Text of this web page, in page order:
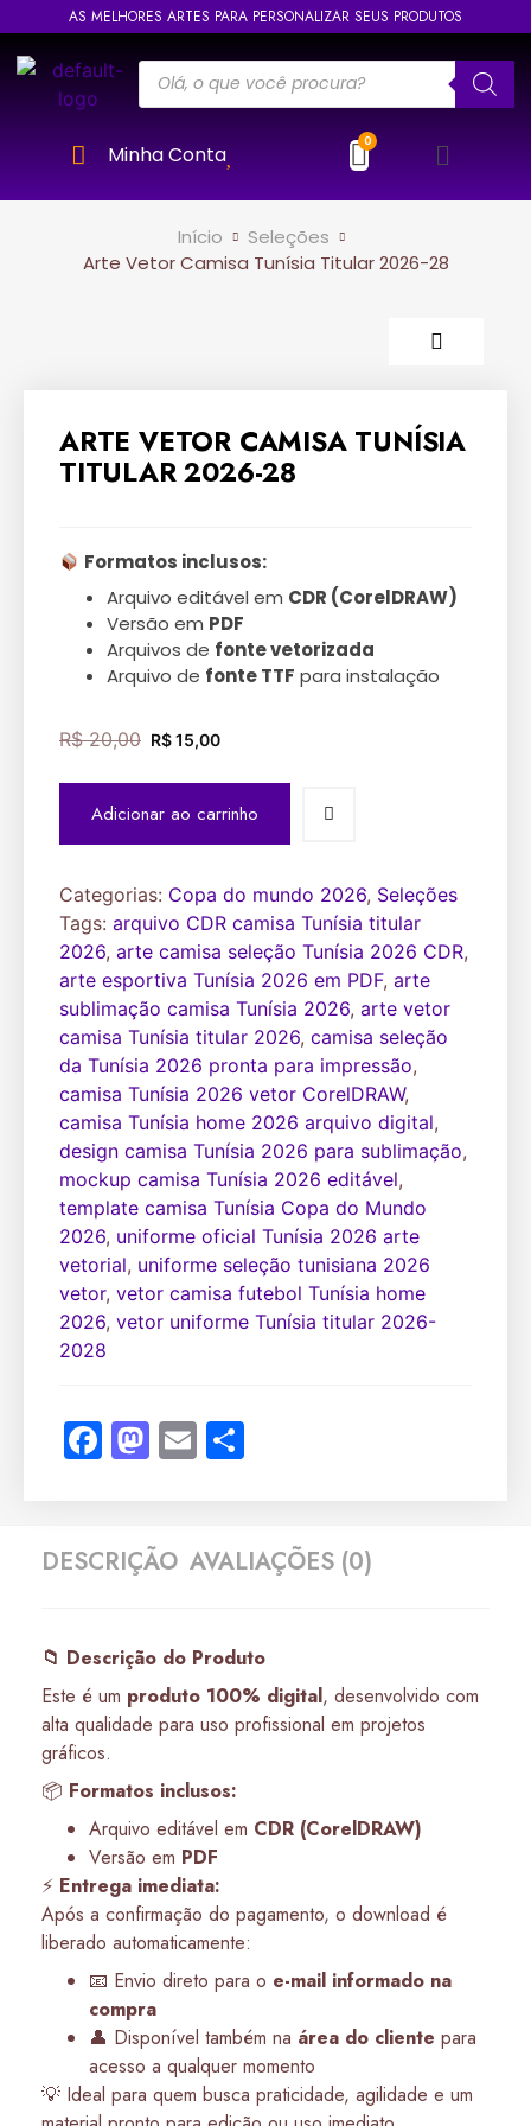
AS MELHORES ARTES PARA PERSONALIZAR SEUS PRODUTOS
Minha Conta
Início
Seleções
Arte Vetor Camisa Tunísia Titular 2026-28
ARTE VETOR CAMISA TUNÍSIA
TITULAR 2026-28
Formatos inclusos:
Arquivo editável em CDR (CorelDRAW)
Versão em PDF
Arquivos de fonte vetorizada
Arquivo de fonte TTF para instalação
R$20,00 R$15,00
Adicionar ao carrinho
Categorias: Copa do mundo 2026, Seleções
Tags: arquivo CDR camisa Tunísia titular
2026, arte camisa seleção Tunísia 2026 CDR,
arte esportiva Tunísia 2026 em PDF, arte
sublimação camisa Tunísia 2026, arte vetor
camisa Tunísia titular 2026, camisa seleção
da Tunísia 2026 pronta para impressão,
camisa Tunísia 2026 vetor CorelDRAW,
camisa Tunísia home 2026 arquivo digital,
design camisa Tunísia 2026 para sublimação,
mockup camisa Tunísia 2026 editável,
template camisa Tunísia Copa do Mundo
2026, uniforme oficial Tunísia 2026 arte
vetorial, uniforme seleção tunisiana 2026
vetor, vetor camisa futebol Tunísia home
2026, vetor uniforme Tunísia titular 2026-
2028
Facebook
Mastodon
Email
DESCRIÇÃO AVALIAÇÕES (0)
📁 Descrição do Produto
Este é um produto 100% digital, desenvolvido com
alta qualidade para uso profissional em projetos
gráficos.
📦 Formatos inclusos:
Arquivo editável em CDR (CorelDRAW)
Versão em PDF
⚡ Entrega imediata:
Após a confirmação do pagamento, o download é
liberado automaticamente:
📧 Envio direto para o e-mail informado na
compra
👤 Disponível também na área do cliente para
acesso a qualquer momento
💡 Ideal para quem busca praticidade, agilidade e um